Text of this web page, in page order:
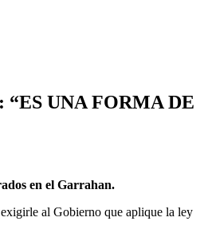
UNA FORMA DE
en el Garrahan.
al Gobierno que aplique la ley